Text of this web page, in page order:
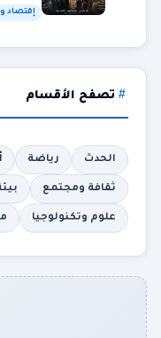
إقتصاد
تصفح الأقسام
الحدث رياضة
ثقافة ومجتمع
علوم وتكنولوجيا